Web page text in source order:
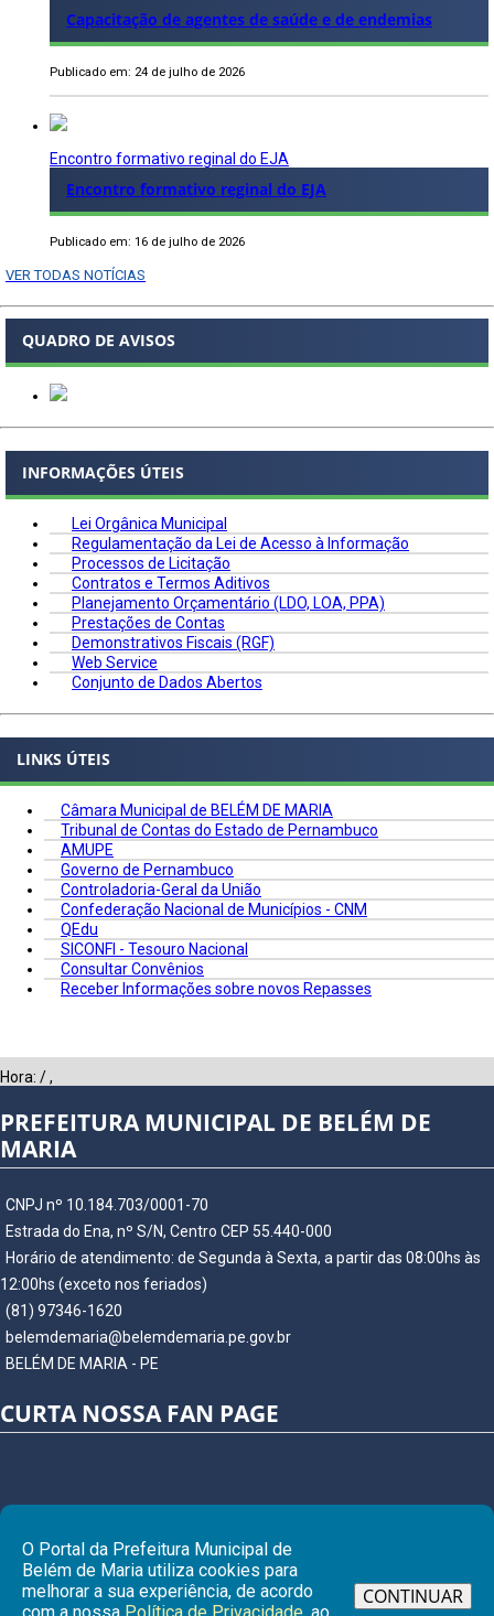
Capacitação de agentes de saúde e de endemias
Publicado em: 24 de julho de 2026
Encontro formativo reginal do EJA
Encontro formativo reginal do EJA
Publicado em: 16 de julho de 2026
VER TODAS NOTÍCIAS
QUADRO DE AVISOS
INFORMAÇÕES ÚTEIS
Lei Orgânica Municipal
Regulamentação da Lei de Acesso à Informação
Processos de Licitação
Contratos e Termos Aditivos
Planejamento Orçamentário (LDO, LOA, PPA)
Prestações de Contas
Demonstrativos Fiscais (RGF)
Web Service
Conjunto de Dados Abertos
LINKS ÚTEIS
Câmara Municipal de BELÉM DE MARIA
Tribunal de Contas do Estado de Pernambuco
AMUPE
Governo de Pernambuco
Controladoria-Geral da União
Confederação Nacional de Municípios - CNM
QEdu
SICONFI - Tesouro Nacional
Consultar Convênios
Receber Informações sobre novos Repasses
Hora: /,
PREFEITURA MUNICIPAL DE BELÉM DE
MARIA
CNPJ nº 10.184.703/0001-70
Estrada do Ena, nº S/N, Centro CEP 55.440-000
Horário de atendimento: de Segunda à Sexta, a partir das 08:00hs às
12:00hs (exceto nos feriados)
(81) 97346-1620
belemdemaria@belemdemaria.pe.gov.br
BELÉM DE MARIA - PE
CURTA NOSSA FAN PAGE
O Portal da Prefeitura Municipal de
Belém de Maria utiliza cookies para
melhorar a sua experiência, de acordo
CONTINUAR